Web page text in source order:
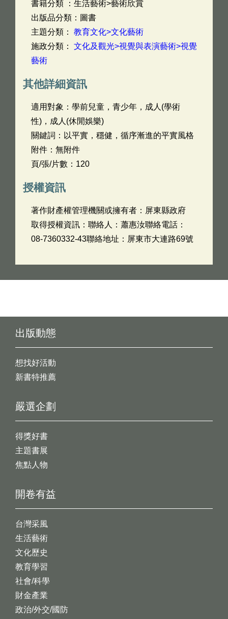
書籍分類 ：生活藝術>藝術欣賞
出版品分類：圖書
主題分類： 教育文化>文化藝術
施政分類： 文化及觀光>視覺與表演藝術>視覺
藝術
其他詳細資訊
適用對象：學前兒童，青少年，成人(學術
性)，成人(休閒娛樂)
關鍵詞：以平實，穩健，循序漸進的平實風格
附件：無附件
頁/張/片數：120
授權資訊
著作財產權管理機關或擁有者：屏東縣政府
取得授權資訊：聯絡人：蕭惠汝聯絡電話：
08-7360332-43聯絡地址：屏東市大連路69號
出版動態
想找好活動
新書特推薦
開卷有益
台灣采風
生活藝術
文化歷史
教育學習
社會/科學
財金產業
政治/外交/國防
嚴選企劃
得獎好書
主題書展
焦點人物